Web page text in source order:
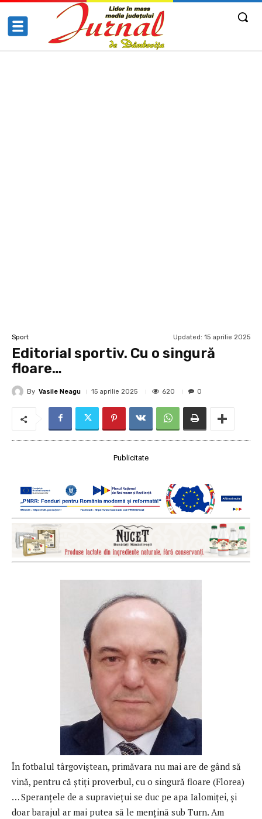
Sport Updated: 15 aprilie 2025
Editorial sportiv. Cu o singură
floare…
By Vasile Neagu 15 aprilie 2025 620 0
Publicitate
În fotbalul târgoviștean, primăvara nu mai are de gând să
vină, pentru că știți proverbul, cu o singură floare (Florea)
… Speranțele de a supraviețui se duc pe apa Ialomiței, și
doar barajul ar mai putea să le mențină sub Turn. Am